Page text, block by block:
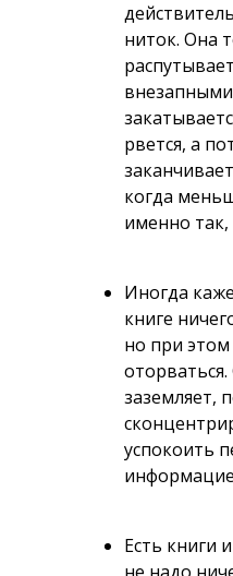
ниток. Она
рвется, а
когда
именно
Иногда
книге
но при
заземляет,
успокоить
Есть книги